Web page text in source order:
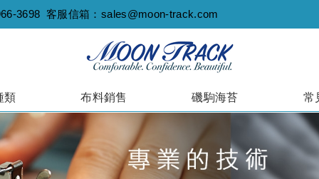
3698 客服信箱： sales@moon-track.com
類 布料銷售 磯駒海苔 常